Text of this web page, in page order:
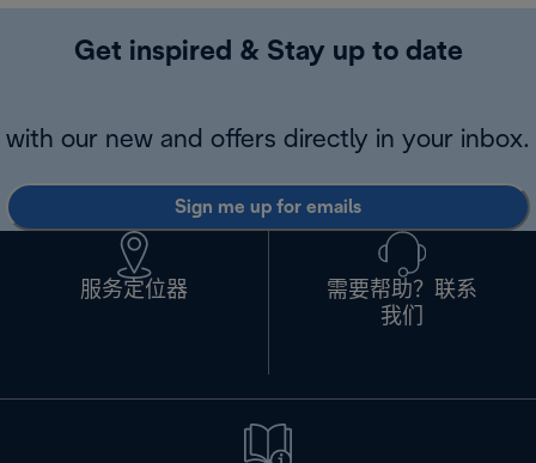
Get inspired & Stay up to date
with our new and offers directly in your inbox.
Sign me up for emails
服务定位器
需要帮助？联系
我们